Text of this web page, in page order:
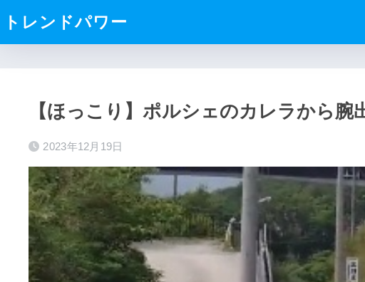
トレンドパワー
【ほっこり】ポルシェのカレラから
2023年12月19日